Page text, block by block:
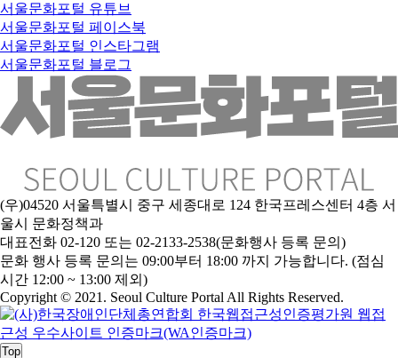
서울문화포털 유튜브
서울문화포털 페이스북
서울문화포털 인스타그램
서울문화포털 블로그
(우)04520 서울특별시 중구 세종대로 124 한국프레스센터 4층 서
울시 문화정책과
대표전화 02-120 또는 02-2133-2538(문화행사 등록 문의)
문화 행사 등록 문의는 09:00부터 18:00 까지 가능합니다. (점심
시간 12:00 ~ 13:00 제외)
Copyright © 2021. Seoul Culture Portal All Rights Reserved.
Top